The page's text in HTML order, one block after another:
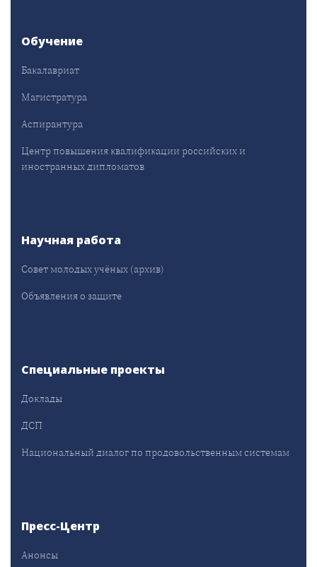
Обучение
Бакалавриат
Магистратура
Аспирантура
Центр повышения квалификации российских и
иностранных дипломатов
Научная работа
Совет молодых учёных (архив)
Объявления о защите
Специальные проекты
Доклады
ДСП
Национальный диалог по продовольственным системам
Пресс-Центр
Анонсы